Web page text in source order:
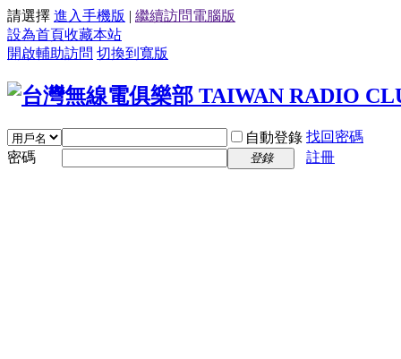
請選擇 進入手機版 | 繼續訪問電腦版
設為首頁收藏本站
開啟輔助訪問 切換到寬版
自動登錄 找回密碼
密碼
登錄 註冊